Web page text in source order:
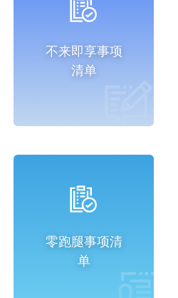
不来即享事项
清单
零跑腿事项清
单